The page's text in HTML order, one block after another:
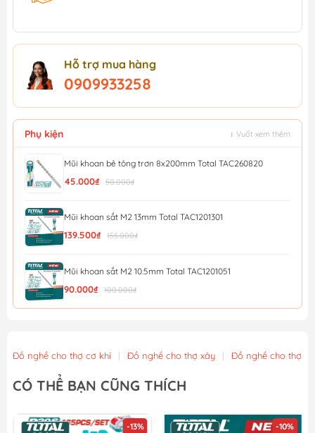
Hỗ trợ mua hàng
0909933258
Phụ kiện ↕ Vuốt xem thêm
Mũi khoan bê tông trơn 8x200mm Total TAC260820
45.000₫ 50.000₫
Mũi khoan sắt M2 13mm Total TAC1201301
139.500₫ 155.000₫
Mũi khoan sắt M2 10.5mm Total TAC1201051
90.000₫ 100.000₫
Khay đựng mũi khoan vặn vít bằng nhựa, có đế từ tính...
90.250₫
Đồ nghề cho thợ cơ khí | Đồ nghề cho thợ xây | Đồ nghề cho thợ
CÓ THỂ BẠN CŨNG THÍCH
-13% -10%